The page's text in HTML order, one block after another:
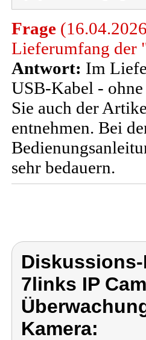
Frage
Lieferumfang der
Antwort: Im
USB-Kabel -
Sie auch der
entnehmen. Bei
sehr bedauern.
7links IP
Kamera: